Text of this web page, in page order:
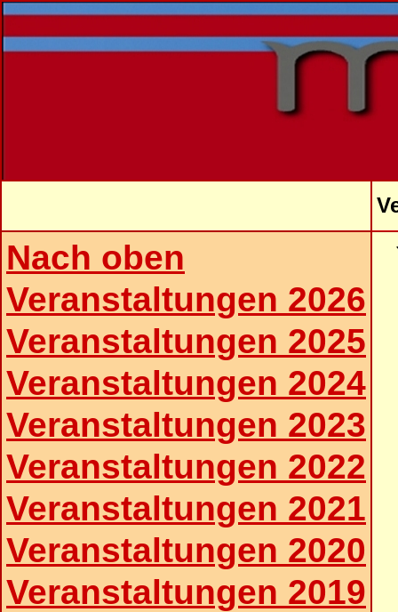
Nach oben
Veranstaltungen 2026
Veranstaltungen 2025
Veranstaltungen 2024
Veranstaltungen 2023
Veranstaltungen 2022
Veranstaltungen 2021
Veranstaltungen 2020
Veranstaltungen 2019